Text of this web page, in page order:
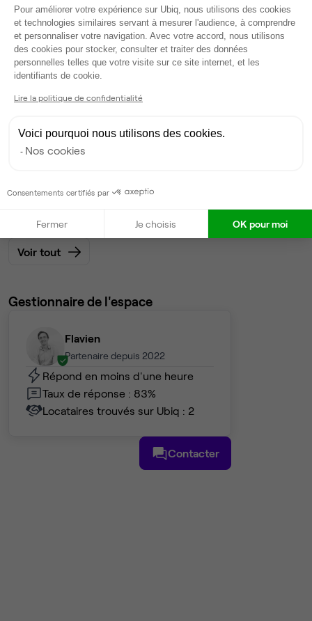
Modifier
Autres bureaux de cet espace :
Espace indépendant• 1er étage
2 000 €
postes disponibles
Dispo
Voir tout
Gestionnaire de l'espace
Flavien
Partenaire depuis 2022
Répond en moins d'une heure
Taux de réponse : 83%
Locataires trouvés sur Ubiq : 2
Contacter
Plateforme de Gestion du
Pour améliorer votre expérience sur Ubiq, nous utilisons des cookies
et technologies similaires servant à mesurer l'audience, à comprendre
et personnaliser votre navigation. Avec votre accord, nous utilisons
des cookies pour stocker, consulter et traiter des données
personnelles telles que votre visite sur ce site internet, et les
identifiants de cookie.
Lire la politique de confidentialité
Voici pourquoi nous utilisons des cookies.
Nos cookies
Consentements certifiés par
Fermer Je choisis OK pour moi